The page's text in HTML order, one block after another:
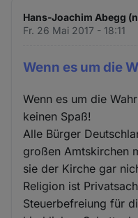
Hans-Joachim Abegg
Fr. 26 Mai 2017 - 18:11
Wenn es um die
Wenn es um die
keinen Spaß!
Alle Bürger
großen Amtskirchen
sie der Kirche gar
Religion ist
Steuerbefreiung für